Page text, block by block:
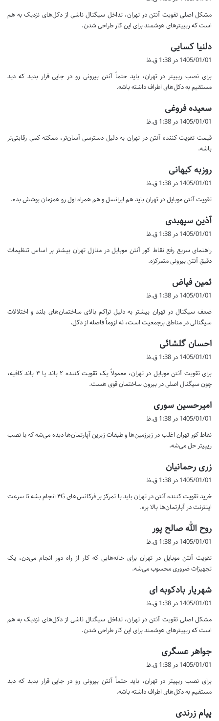
ت
:
مشکل اصلی تقویت آنتن در تهران، تداخل سیگنال ناشی از دکل‌های نزدیک به هم
است که ریپیترهای هوشمند برای این کار طراحی شدن.
دلنیا کسایی
ف
:
1405/01/01 در 1:38 ق.ظ
برای نصب ریپیتر در تهران، باید حتماً آنتن بیرونی رو در جایی قرار بدید که دید
مستقیم به دکل‌های اطراف داشته باشه.
سعیده فروغی
ف
:
1405/01/01 در 1:38 ق.ظ
قیمت تقویت کننده آنتن در تهران به دلیل دسترسی آسان‌تر، ممکنه کمی رقابتی‌تر
باشه.
روزبه کیهانی
ف
:
1405/01/01 در 1:38 ق.ظ
تقویت آنتن موبایل در تهران باید هم ایرانسل و هم همراه اول رو همزمان پوشش بده.
آذین سپهبدی
ف
:
1405/01/01 در 1:38 ق.ظ
راهنمای سریع رفع نقاط کور آنتن موبایل در منازل تهران بیشتر بر اساس تنظیمات
دقیق آنتن بیرونی متمرکزه.
ثمین فیاض
ف
:
1405/01/01 در 1:38 ق.ظ
ضعف سیگنال در تهران بیشتر به دلیل تراکم بالای ساختمان‌های بلند و اختلالات
سیگنالی در مناطق پرجمعیت است، نه لزوماً فاصله از دکل.
احسان گلشائی
ف
:
1405/01/01 در 1:38 ق.ظ
برای تقویت آنتن موبایل در تهران، معمولاً یک تقویت کننده ۲ باند یا ۳ باند کافیه،
چون سیگنال اصلی در بیرون ساختمان قوی هست.
امیرحسین سوری
:
1405/01/01 در 1:38 ق.ظ
نقاط کور تهران اغلب در زیرزمین‌ها و طبقات زیرین آپارتمان‌ها دیده می‌شه که با نصب
ریپیتر حل می‌شه.
زری رحمانیان
ف
:
1405/01/01 در 1:38 ق.ظ
خرید تقویت کننده آنتن در تهران باید با تمرکز بر فرکانس‌های ۴G انجام بشه تا سرعت
اینترنت در آپارتمان‌ها بالا بره.
روح الله صالح پور
ف
:
1405/01/01 در 1:38 ق.ظ
تقویت آنتن موبایل در تهران برای خانه‌هایی که کار از راه دور انجام می‌دن، یک
تجهیزات ضروری محسوب می‌شه.
شهریار بادکوبه ای
ف
1405/01/01 در 1:38 ق.ظ
مشکل اصلی تقویت آنتن در تهران، تداخل سیگنال ناشی از دکل‌های نزدیک به هم
است که ریپیترهای هوشمند برای این کار طراحی شدن.
جواهر عسگری
ف
:
1405/01/01 در 1:38 ق.ظ
برای نصب ریپیتر در تهران، باید حتماً آنتن بیرونی رو در جایی قرار بدید که دید
مستقیم به دکل‌های اطراف داشته باشه.
پیام زرندی